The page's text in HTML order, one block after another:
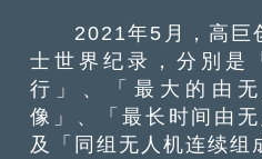
2021年5月，高巨
士世界纪录，分別是
行」、「最大的由
像」、「最长时间由
及「同组无人机连续组